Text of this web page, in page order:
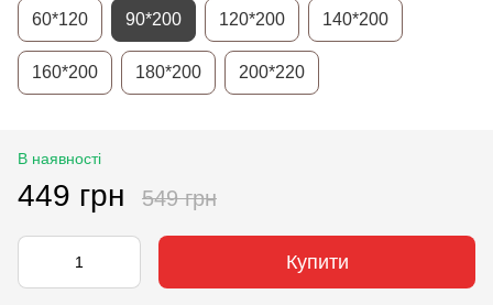
60*120 90*200 120*200 140*200
160*200 180*200 200*220
В наявності
449 грн 549 грн
Купити